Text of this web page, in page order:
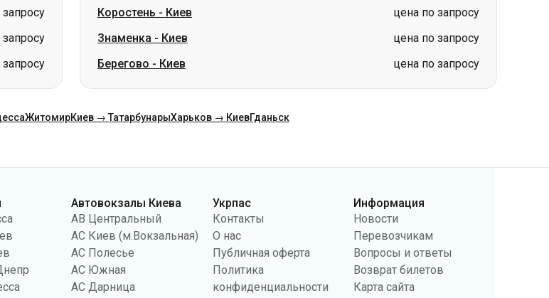
Коростень - Киев
цена по запросу
Знаменка - Киев
цена по запросу
Берегово - Киев цена по запросу
ЖитомирКиев → ТатарбунарыХарьков → КиевГданьск
Автовокзалы Киева
АВ Центральный
АС Киев (м.Вокзальная)
АС Полесье
АС Южная
АС Дарница
Укрпас
Контакты
О нас
Публичная оферта
Политика
конфиденциальности
Информация
Новости
Перевозчикам
Вопросы и ответы
Возврат билетов
Карта сайта